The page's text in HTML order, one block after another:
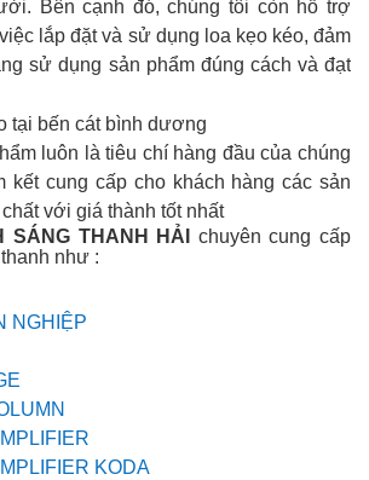
Bên cạnh đó, chúng tôi còn hỗ trợ
lắp đặt và sử dụng loa kẹo kéo, đảm
sử dụng sản phẩm đúng cách và đạt
luôn là tiêu chí hàng đầu của chúng
kết cung cấp cho khách hàng các sản
với giá thành tốt nhất
SÁNG THANH HẢI
chuyên cung cấp
như :
NGHIỆP
KODA